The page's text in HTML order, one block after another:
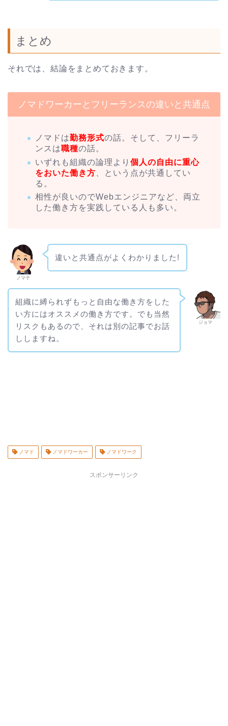
まとめ
それでは、結論をまとめておきます。
ノマドワーカーとフリーランスの違いと共通点
ノマドは勤務形式の話。そして、フリーラ
ンスは職種の話。
いずれも組織の論理より 個人の自由に重心
をおいた働き方 、という点が共通してい
る。
相性が良いのでWebエンジニアなど、両立
した働き方を実践している人も多い。
ノマ子
違いと共通点がよくわかりました!
ジョマ
組織に縛られずもっと自由な働き方をした
い方にはオススメの働き方です。でも当然
リスクもあるので、それは別の記事でお話
ししますね。
ノマド ノマドワーカー ノマドワーク
スポンサーリンク